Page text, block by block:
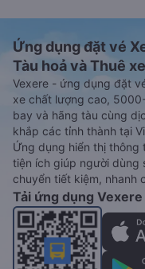
Ứng dụng đặt vé
Tàu hoả và Thuê xe
Vexere - ứng dụng đặt
xe chất lượng cao,
bay và hãng tàu cùng
khắp các tỉnh thành tại
Ứng dụng hiển thị thông
tiện ích giúp người dùng
chuyển tiết kiệm, nhanh
Tải ứng dụng